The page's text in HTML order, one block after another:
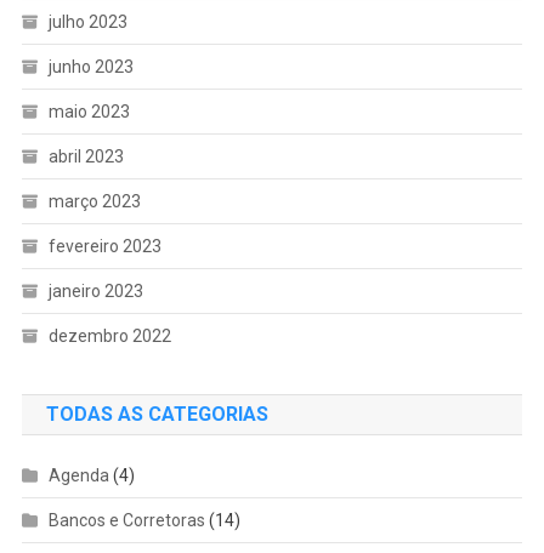
julho 2023
junho 2023
maio 2023
abril 2023
março 2023
fevereiro 2023
janeiro 2023
dezembro 2022
TODAS AS CATEGORIAS
Agenda (4)
Bancos e Corretoras (14)